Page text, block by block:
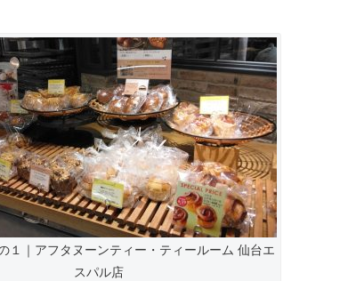
１｜アフタヌーンティー・ティールーム 仙台エ
スパル店